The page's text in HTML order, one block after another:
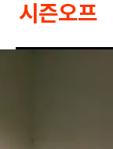
시즌오프